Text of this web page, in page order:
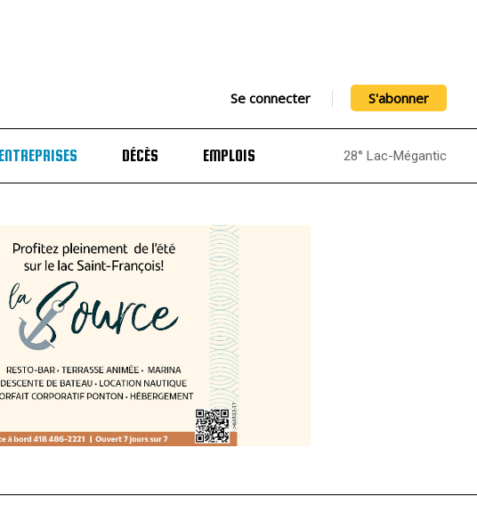
Se connecter S'abonner
ENTREPRISES DÉCÈS EMPLOIS 28° Lac-Mégantic